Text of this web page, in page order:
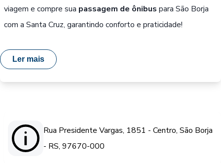
viagem e compre sua passagem de ônibus para São Borja
com a Santa Cruz, garantindo conforto e praticidade!
Ler mais
Rua Presidente Vargas, 1851 - Centro, São Borja
- RS, 97670-000